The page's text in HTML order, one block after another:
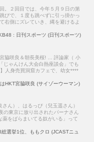
。２回目では、今年５月９日の第
びで、１度も跳べずに引っ掛かっ
右側にズレていき、縄を避けるよ
: 日刊スポーツ (日刊スポーツ)
脇咲良＆朝長美桜! ... 評論家（ 小
じゃんけん大会白熱座談会」でも
人身売買洞窟カフェで、幼女****
HKT宮脇咲良 (サイゾーウーマン)
ん）、はるっぴ（兒玉遥さん）
東京に放り出されたパーナさん
薬をばらまいてる奴がいる」って
選挙1位、ももクロ (JCASTニュ